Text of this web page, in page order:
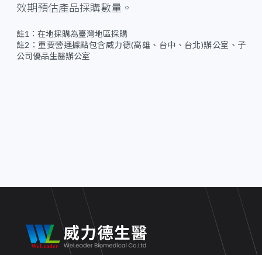
效期預估產品採購數量。
註1：在地採購為臺灣地區採購
註2：重要營運據點包含威力德(高雄、台中、台北)辦公室、子
公司優品生醫辦公室